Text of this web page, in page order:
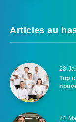
Articles au
28
Top
24